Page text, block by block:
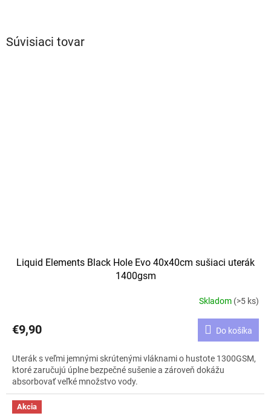
Súvisiaci tovar
Liquid Elements Black Hole Evo 40x40cm sušiaci uterák
1400gsm
Skladom (>5 ks)
€9,90 Do košíka
Uterák s veľmi jemnými skrútenými vláknami o hustote 1300GSM,
ktoré zaručujú úplne bezpečné sušenie a zároveň dokážu
absorbovať veľké množstvo vody.
Akcia